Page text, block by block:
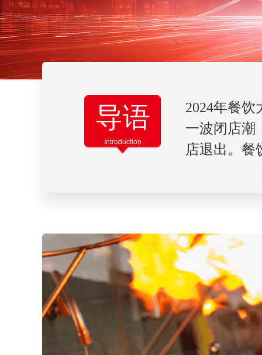
导语
Introduction
2024年餐
一波闭店潮
店退出。餐